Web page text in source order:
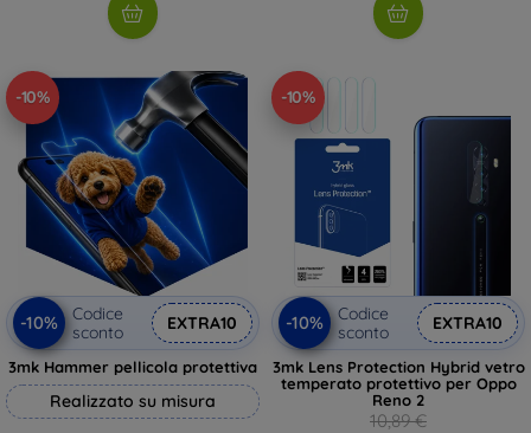
-10%
-10%
Codice
sconto
EXTRA10
3mk Hammer pellicola protettiva
Realizzato su misura
-10%
-10%
Codice
sconto
EXTRA10
3mk Lens Protection Hybrid vetro
temperato protettivo per Oppo
Reno 2
10,89 €